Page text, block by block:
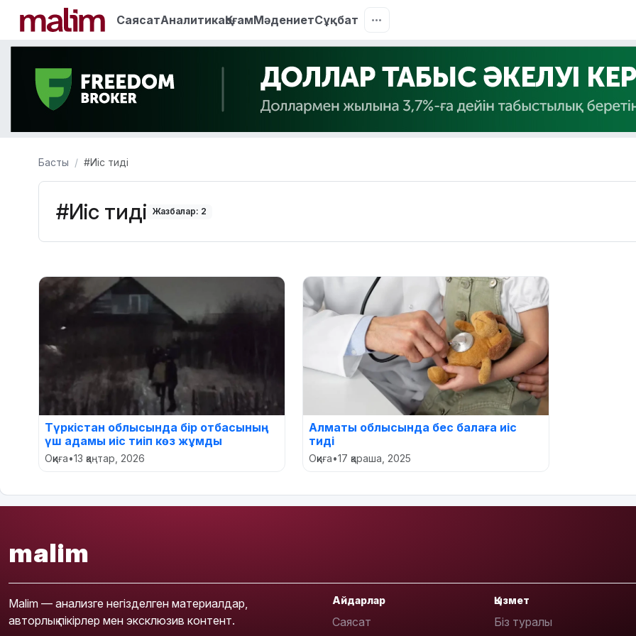
СаясатАналитикаҚоғамМәдениетСұқбат
Басты #Иіс тиді
#Иіс тиді Жазбалар: 2
Түркістан облысында бір отбасының
үш адамы иіс тиіп көз жұмды
Оқиға•13 қаңтар, 2026
Алматы облысында бес балаға иіс
тиді
Оқиға•17 қараша, 2025
malim
Malim — анализге негізделген материалдар,
авторлық пікірлер мен эксклюзив контент.
Айдарлар
Саясат
Қызмет
Біз туралы